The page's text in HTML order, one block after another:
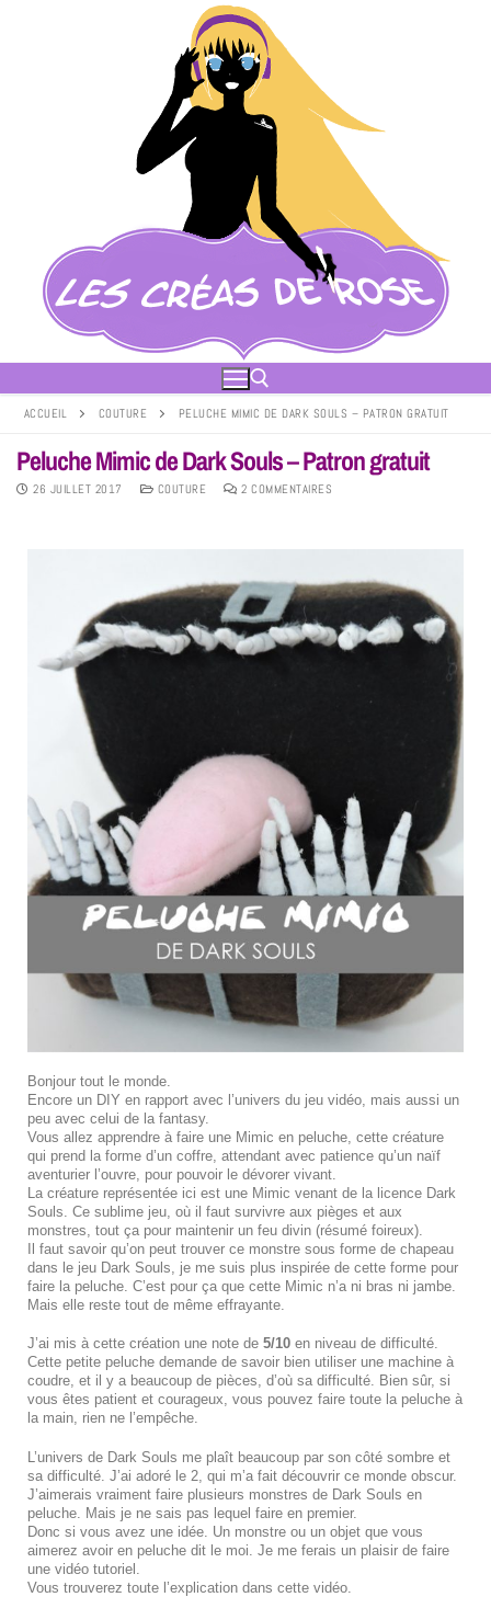
ACCUEIL COUTURE PELUCHE MIMIC DE DARK SOULS – PATRON GRATUIT
Peluche Mimic de Dark Souls – Patron gratuit
26 JUILLET 2017 COUTURE 2 COMMENTAIRES
Bonjour tout le monde.
Encore un DIY en rapport avec l’univers du jeu vidéo, mais aussi un
peu avec celui de la fantasy.
Vous allez apprendre à faire une Mimic en peluche, cette créature
qui prend la forme d’un coffre, attendant avec patience qu’un naïf
aventurier l’ouvre, pour pouvoir le dévorer vivant.
La créature représentée ici est une Mimic venant de la licence Dark
Souls. Ce sublime jeu, où il faut survivre aux pièges et aux
monstres, tout ça pour maintenir un feu divin (résumé foireux).
Il faut savoir qu’on peut trouver ce monstre sous forme de chapeau
dans le jeu Dark Souls, je me suis plus inspirée de cette forme pour
faire la peluche. C’est pour ça que cette Mimic n’a ni bras ni jambe.
Mais elle reste tout de même effrayante.
J’ai mis à cette création une note de 5/10 en niveau de difficulté.
Cette petite peluche demande de savoir bien utiliser une machine à
coudre, et il y a beaucoup de pièces, d’où sa difficulté. Bien sûr, si
vous êtes patient et courageux, vous pouvez faire toute la peluche à
la main, rien ne l’empêche.
L’univers de Dark Souls me plaît beaucoup par son côté sombre et
sa difficulté. J’ai adoré le 2, qui m’a fait découvrir ce monde obscur.
J’aimerais vraiment faire plusieurs monstres de Dark Souls en
peluche. Mais je ne sais pas lequel faire en premier.
Donc si vous avez une idée. Un monstre ou un objet que vous
aimerez avoir en peluche dit le moi. Je me ferais un plaisir de faire
une vidéo tutoriel.
Vous trouverez toute l’explication dans cette vidéo.